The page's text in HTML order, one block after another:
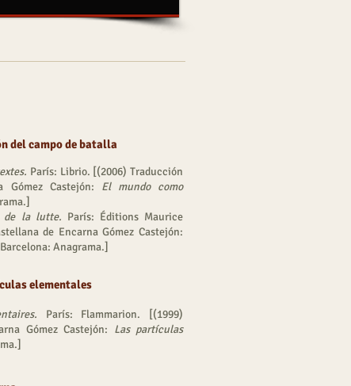
del campo de batalla
París: Librio. [(2006) Traducción
Gómez Castejón: El mundo como
de la lutte. París: Éditions Maurice
de Encarna Gómez Castejón:
Barcelona: Anagrama.]
elementales
París: Flammarion. [(1999)
Gómez Castejón: Las partículas